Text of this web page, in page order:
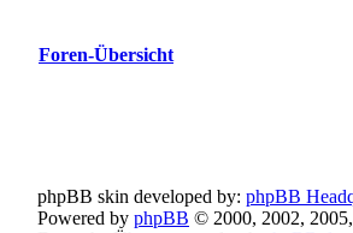
Foren-Übersicht
phpBB skin developed by: phpBB
Powered by phpBB © 2000, 2002,